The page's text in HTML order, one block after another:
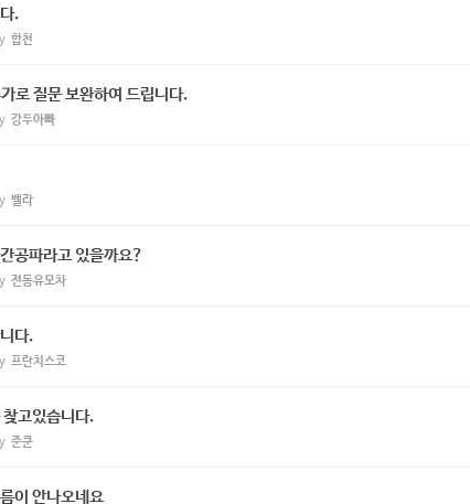
.
합천
로 질문 보완하여 드립니다.
강두아빠
벨라
공파라고 있을까요?
전동유모차
다.
프란치스코
고있습니다.
준쿤
이 안나오네요